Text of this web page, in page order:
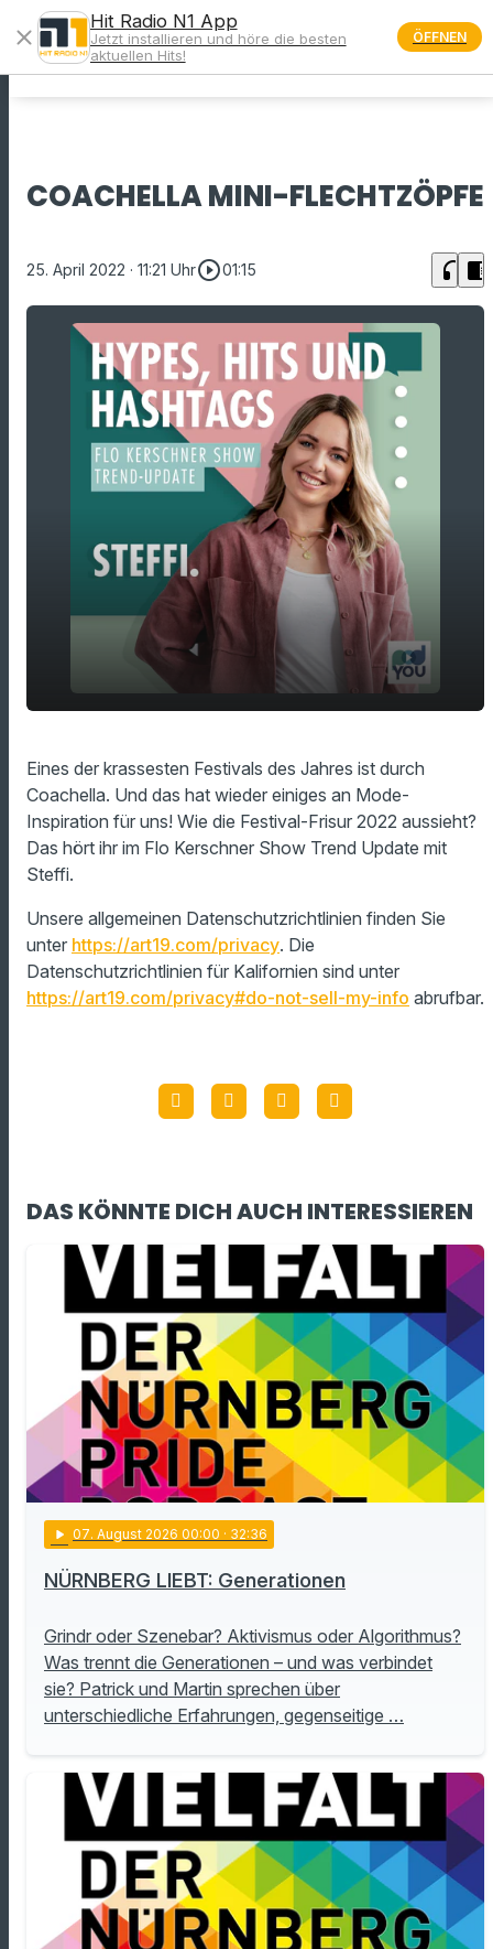
menu
COACHELLA MINI-FLECHTZÖPFE
25. April 2022 · 11:21 Uhrplay_circle_outline01:15 headphones chrome_reader_mode
play_arrow
00:00 01:15
Eines der krassesten Festivals des Jahres ist durch
Coachella. Und das hat wieder einiges an Mode-
Inspiration für uns! Wie die Festival-Frisur 2022 aussieht?
Das hört ihr im Flo Kerschner Show Trend Update mit
Steffi.
Unsere allgemeinen Datenschutzrichtlinien finden Sie
unter https://art19.com/privacy. Die
Datenschutzrichtlinien für Kalifornien sind unter
https://art19.com/privacy#do-not-sell-my-info abrufbar.
DAS KÖNNTE DICH AUCH INTERESSIEREN
play_arrow 07. August 2026 00:00 · 32:36
NÜRNBERG LIEBT: Generationen
Grindr oder Szenebar? Aktivismus oder Algorithmus?
Was trennt die Generationen – und was verbindet
sie? Patrick und Martin sprechen über
unterschiedliche Erfahrungen, gegenseitige …
close
Hit Radio N1 App
Jetzt installieren und höre die besten
aktuellen Hits!
ÖFFNEN